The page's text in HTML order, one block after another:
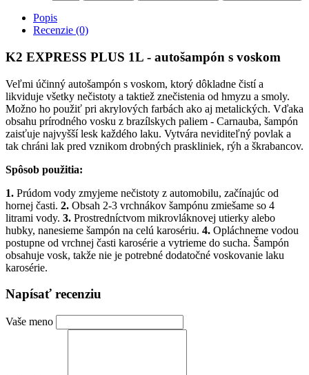
Popis
Recenzie (0)
K2 EXPRESS PLUS 1L - autošampón s voskom
Veľmi účinný autošampón s voskom, ktorý dôkladne čistí a
likviduje všetky nečistoty a taktiež znečistenia od hmyzu a smoly.
Možno ho použiť pri akrylových farbách ako aj metalických. Vďaka
obsahu prírodného vosku z brazílskych paliem - Carnauba, šampón
zaisťuje najvyšší lesk každého laku. Vytvára neviditeľný povlak a
tak chráni lak pred vznikom drobných praskliniek, rýh a škrabancov.
Spôsob použitia:
1. Prúdom vody zmyjeme nečistoty z automobilu, začínajúc od
hornej časti. 2. Obsah 2-3 vrchnákov šampónu zmiešame so 4
litrami vody. 3. Prostredníctvom mikrovláknovej utierky alebo
hubky, nanesieme šampón na celú karosériu. 4. Opláchneme vodou
postupne od vrchnej časti karosérie a vytrieme do sucha. Šampón
obsahuje vosk, takže nie je potrebné dodatočné voskovanie laku
karosérie.
Napísať recenziu
Vaše meno